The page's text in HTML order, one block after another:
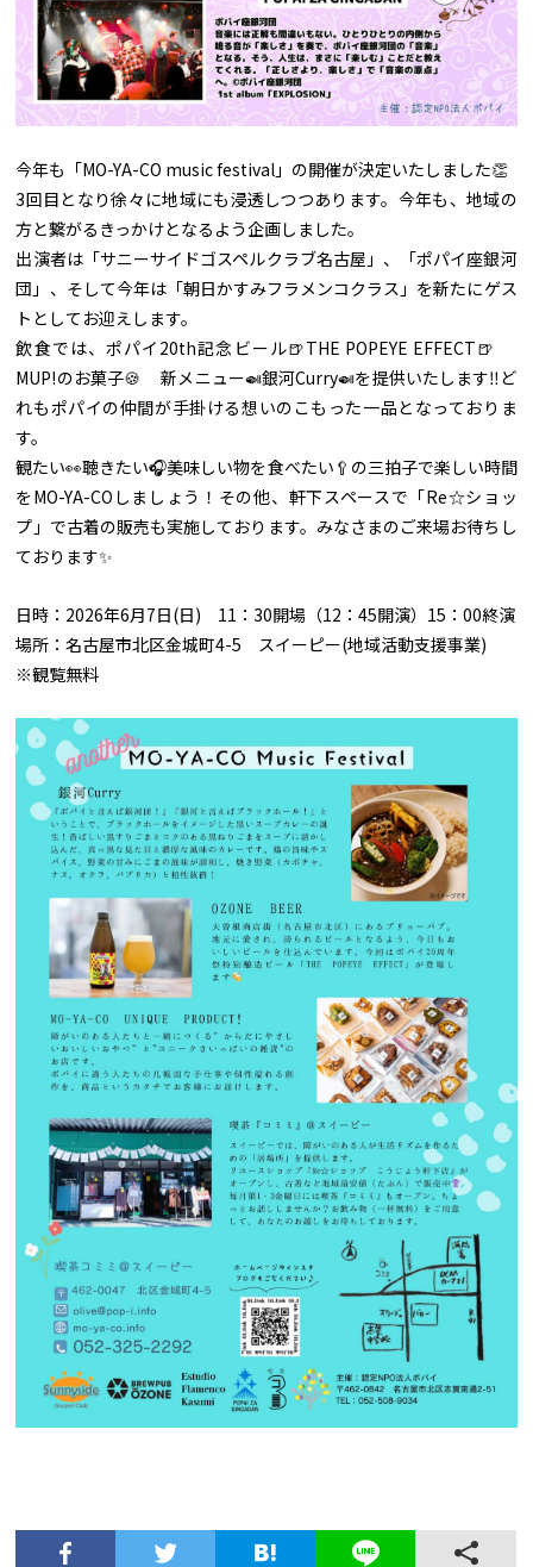
今年も「MO-YA-CO music festival」の開催が決定いたしました👏
3回目となり徐々に地域にも浸透しつつあります。今年も、地域の
方と繋がるきっかけとなるよう企画しました。
出演者は「サニーサイドゴスペルクラブ名古屋」、「ポパイ座銀河
団」、そして今年は「朝日かすみフラメンコクラス」を新たにゲス
トとしてお迎えします。
飲食では、ポパイ20th記念ビール🍺THE POPEYE EFFECT🍺
MUP!のお菓子🍪 新メニュー🍛銀河Curry🍛を提供いたします‼︎ど
れもポパイの仲間が手掛ける想いのこもった一品となっておりま
す。
観たい👀聴きたい🎧美味しい物を食べたい🥄の三拍子で楽しい時間
をMO-YA-COしましょう！その他、軒下スペースで「Re☆ショッ
プ」で古着の販売も実施しております。みなさまのご来場お待ちし
ております✨
日時：2026年6月7日(日) 11：30開場（12：45開演）15：00終演
場所：名古屋市北区金城町4-5 スイーピー(地域活動支援事業)
※観覧無料